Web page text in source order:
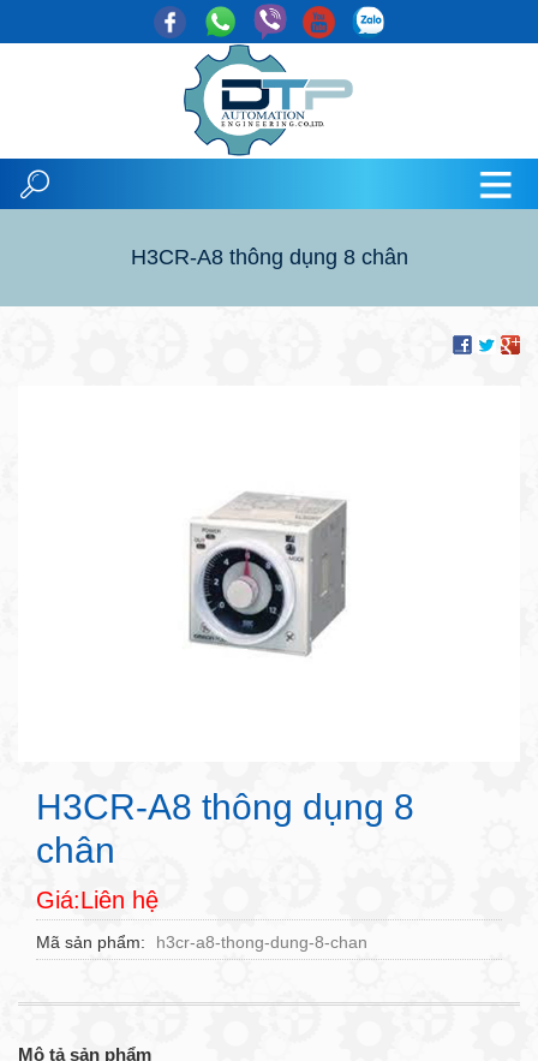
H3CR-A8 thông dụng 8 chân
H3CR-A8 thông dụng 8
chân
Giá:Liên hệ
Mã sản phẩm h3cr-a8-thong-dung-8-chan
Mô tả sản phẩm